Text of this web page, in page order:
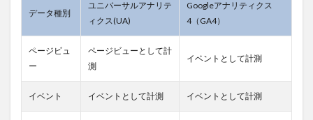
する
手順4.
をサ
イト
データ種別
ユニバーサルアナリテ
ィクス(UA)
Googleアナリティクス
4（GA4）
ページビュ
ー
ページビューとして計
測
イベントとして計測
イベント イベントとして計測 イベントとして計測